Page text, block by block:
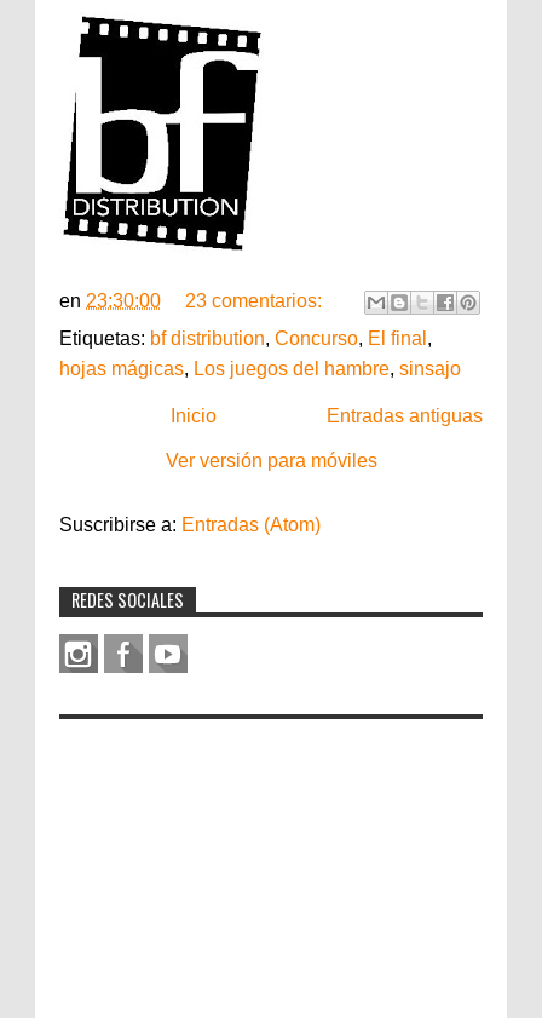
en 23:30:00
23 comentarios:
Etiquetas: bf distribution, Concurso, El final ,
hojas mágicas, Los juegos del hambre, sinsajo
Entradas antiguas
Inicio
Ver versión para móviles
Suscribirse a: Entradas (Atom)
REDES SOCIALES